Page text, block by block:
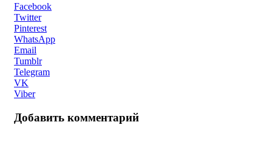
Facebook
Twitter
Pinterest
WhatsApp
Email
Tumblr
Telegram
VK
Viber
Добавить комментарий